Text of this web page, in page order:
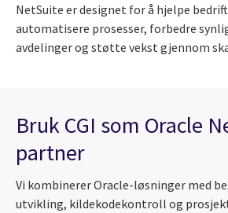
NetSuite er designet for å hjelpe
automatisere prosesser, forbedre
avdelinger og støtte vekst gjennom
Bruk CGI som Oracle
partner
Vi kombinerer Oracle-løsninger med
utvikling, kildekodekontroll og